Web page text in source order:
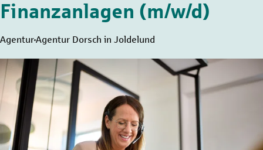
Finanzanlagen (m/w/d)
AgenturAgentur Dorsch in Joldelund